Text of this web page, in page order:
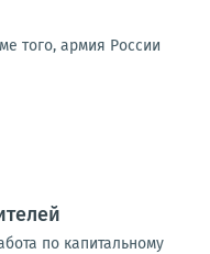
того, армия России
по капитальному